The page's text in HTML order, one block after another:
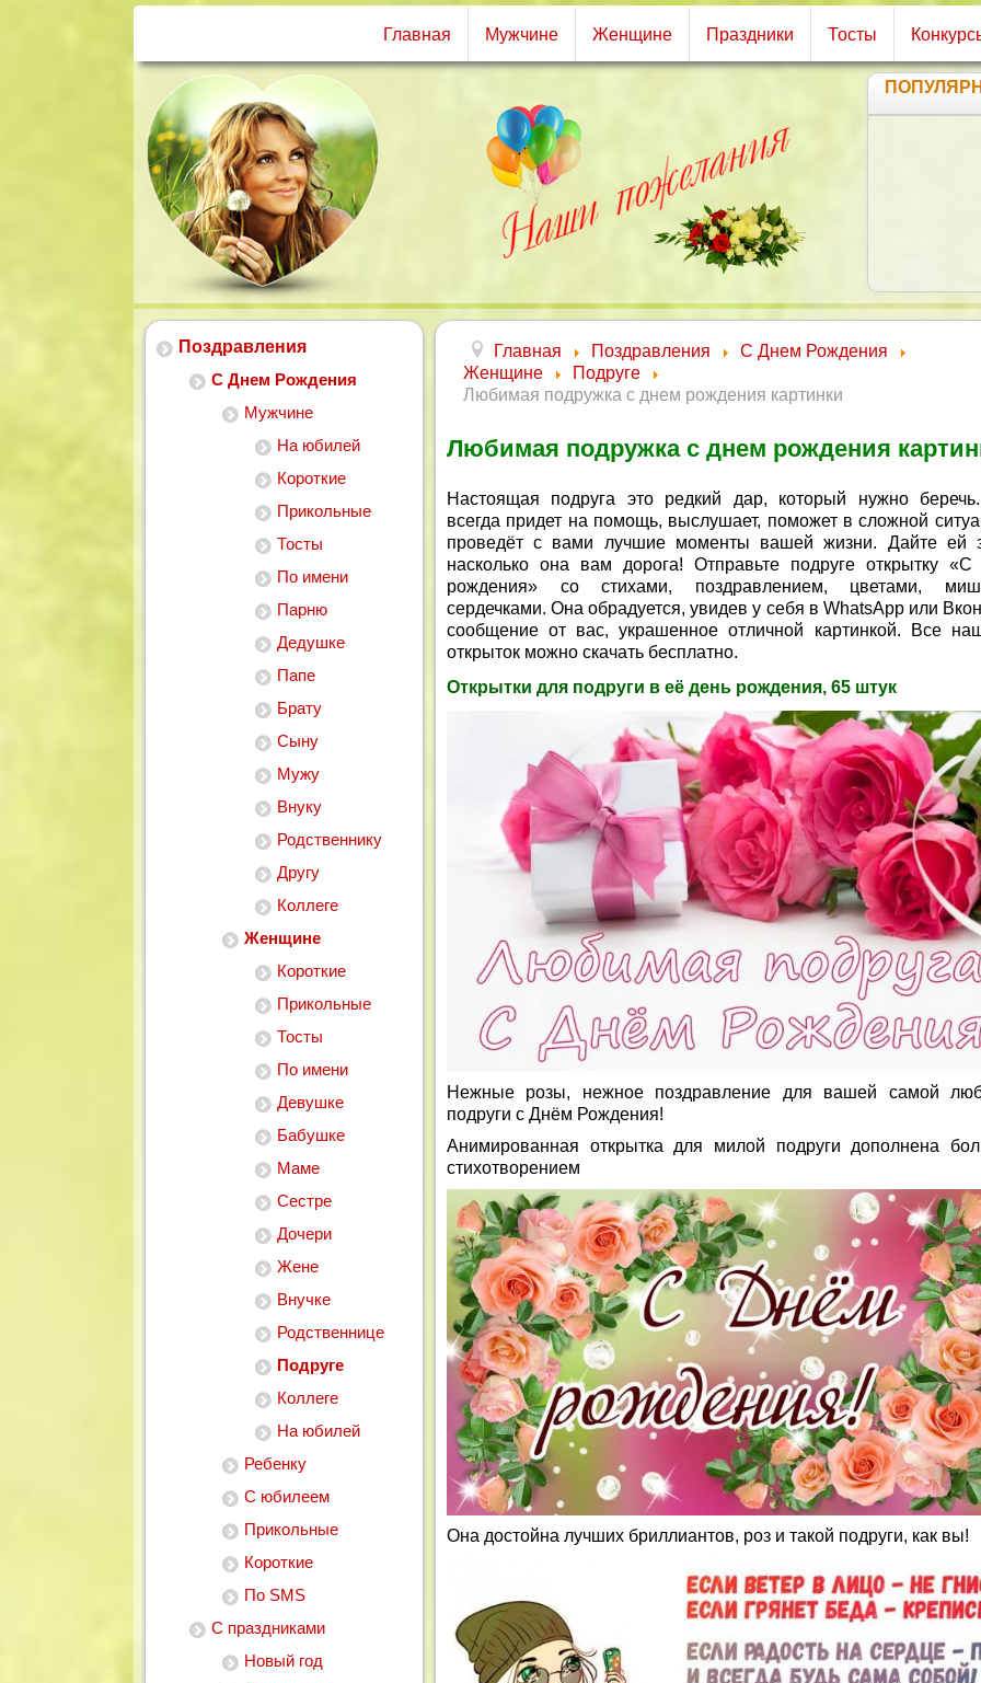
Главная Мужчине Женщине Праздники Тосты
Поздравления
С Днем Рождения
Мужчине
На юбилей
Короткие
Прикольные
Тосты
По имени
Парню
Дедушке
Папе
Брату
Сыну
Мужу
Внуку
Родственнику
Другу
Коллеге
Женщине
Короткие
Прикольные
Тосты
По имени
Девушке
Бабушке
Маме
Сестре
Дочери
Жене
Внучке
Родственнице
Подруге
Коллеге
На юбилей
Ребенку
С юбилеем
Прикольные
Короткие
По SMS
С праздниками
Новый год
Главная Поздравления
С Днем Рождения
Женщине
Подруге
Любимая подружка с днем рождения картинки
Любимая подружка с днем рождения
Настоящая подруга это редкий дар, который нужно
всегда придет на помощь, выслушает, поможет в сложной
проведёт с вами лучшие моменты вашей жизни. Дайте ей
насколько она вам дорога! Отправьте подруге открытку
рождения» со стихами, поздравлением, цветами,
сердечками. Она обрадуется, увидев у себя в WhatsApp или
сообщение от вас, украшенное отличной картинкой. Все
открыток можно скачать бесплатно.
Открытки для подруги в её день рождения, 65 штук
Нежные розы, нежное поздравление для вашей самой
подруги с Днём Рождения!
Анимированная открытка для милой подруги дополнена
стихотворением
Она достойна лучших бриллиантов, роз и такой подруги, как вы!